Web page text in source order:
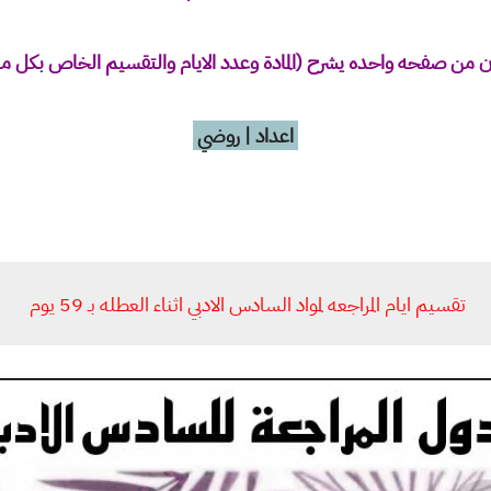
من صفحه واحده يشرح (المادة وعدد الايام والتقسيم الخاص بكل
اعداد | روضي
تقسيم ايام المراجعه لمواد السادس الادبي اثناء العطله بـ 59 يوم